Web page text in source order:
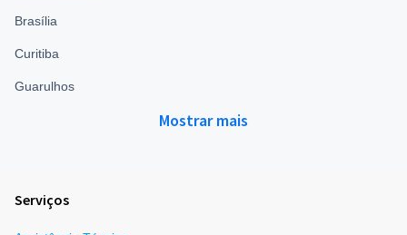
Brasília
Curitiba
Guarulhos
Mostrar mais
Serviços